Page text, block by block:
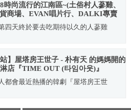
時尚流行的江南區~(土俗村人蔘雞、
商場、EVAN唱片行、DALKI專賣
亭、神話KyoChon炸雞店、SM
노래방、MACOS旗艦店
四天終於要去吃期待以久的人蔘雞
站】屋塔房王世子 - 朴有天 的媽媽開的
店『TIME OUT (타임아웃)』
都會最近熱播的韓劇『屋塔房王世